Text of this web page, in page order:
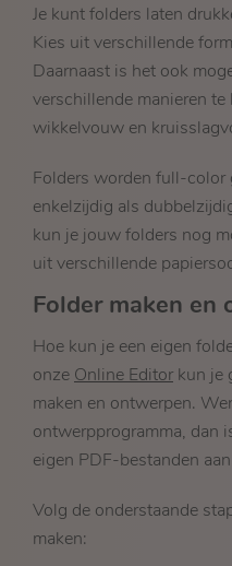
Je kunt folders laten
Kies uit verschillende
Daarnaast is het ook
verschillende manieren
wikkelvouw en
Folders worden full-color
enkelzijdig als
kun je jouw folders nog
uit verschillende
Folder maken en
Hoe kun je een eigen
onze Online Editor kun je
maken en ontwerpen.
ontwerpprogramma, dan
eigen PDF-bestanden
Volg de onderstaande
maken: